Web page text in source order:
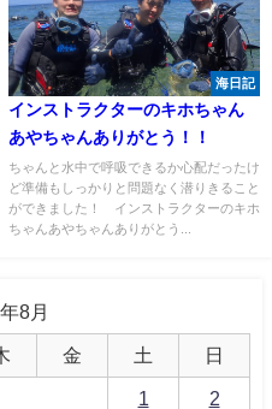
海日記
インストラクターのキホちゃん
あやちゃんありがとう！！
ちゃんと水中で呼吸できるか心配だったけ
ど準備もしっかりと問題なく潜りきること
ができました！ インストラクターのキホ
ちゃんあやちゃんありがとう...
8月
金 土 日
1 2